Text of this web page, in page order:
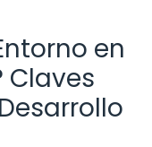
en
Claves